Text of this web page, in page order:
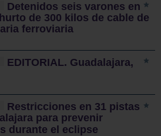
Detenidos seis varones en
de 300 kilos de cable de
ferroviaria
EDITORIAL. Guadalajara,
Restricciones en 31 pistas
para prevenir
durante el eclipse